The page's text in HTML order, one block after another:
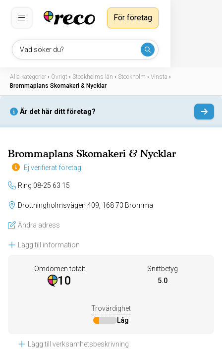
Vad söker du?
För företag
Alla kategorier › Övrigt › Stockholms län › Stockholm › Vinsta ›
Brommaplans Skomakeri & Nycklar
Är det här ditt företag?
Brommaplans Skomakeri & Nycklar
Ej verifierat företag
Ring 08-25 63 15
Drottningholmsvägen 409, 168 73 Bromma
Ändra adress
Lägg till information
Omdömen totalt
10
Snittbetyg
5.0
Trovärdighet
Låg
Lägg till verksamhetsbeskrivning